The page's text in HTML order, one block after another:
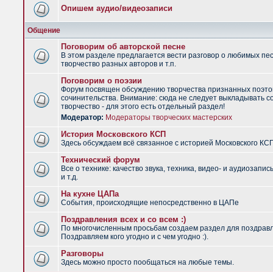
Опишем аудио/видеозаписи
Общение
Поговорим об авторской песне
В этом разделе предлагается вести разговор о любимых
творчество разных авторов и т.п.
Поговорим о поэзии
Форум посвящен обсуждению творчества признанных
сочинительства. Внимание: сюда не следует выкладывать
творчество - для этого есть отдельный раздел!
Модератор: Модераторы творческих мастерских
История Московского КСП
Здесь обсуждаем всё связанное с историей Московского
Технический форум
Все о технике: качество звука, техника, видео- и
и т.д.
На кухне ЦАПа
События, происходящие непосредственно в ЦАПе
Поздравления всех и со всем :)
По многочисленным просьбам создаем раздел для
Поздравляем кого угодно и с чем угодно :).
Разговоры
Здесь можно просто пообщаться на любые темы.